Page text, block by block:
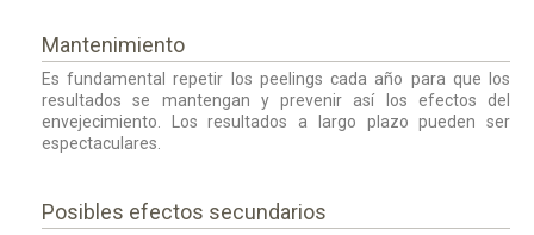
Mantenimiento
Es fundamental repetir los peelings cada año para que los
resultados se mantengan y prevenir así los efectos del
envejecimiento. Los resultados a largo plazo pueden ser
espectaculares.
Posibles efectos secundarios